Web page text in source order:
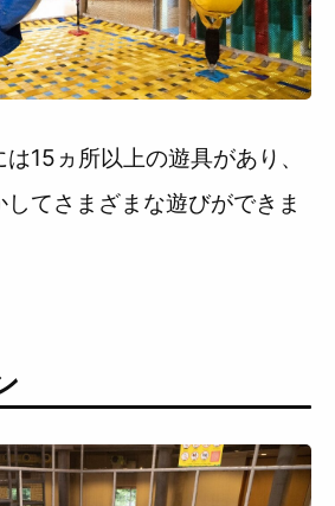
15ヵ所以上の遊具があり、
てさまざまな遊びができま